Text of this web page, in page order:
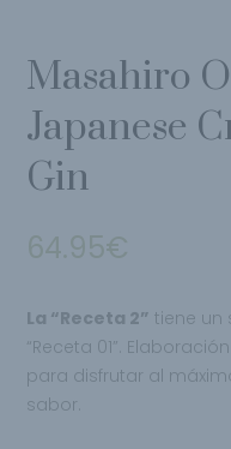
Masahiro
Japanese
Gin
64.95€
La “Receta 2” tiene un
“Receta 01”.
para disfrutar al
sabor.